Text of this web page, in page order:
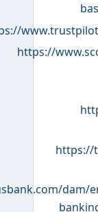
https://
https://